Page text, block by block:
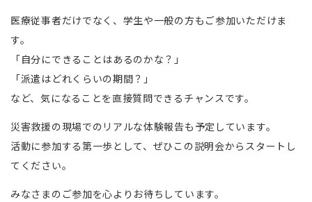
医療従事者だけでなく、学生や一般の方もご参加いただけま
す。
「自分にできることはあるのかな？」
「派遣はどれくらいの期間？」
など、気になることを直接質問できるチャンスです。
災害救援の現場でのリアルな体験報告も予定しています。
活動に参加する第一歩として、ぜひこの説明会からスタートし
てください。
みなさまのご参加を心よりお待ちしています。